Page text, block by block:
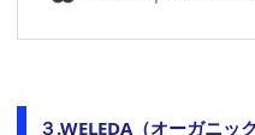
３.WELEDA（オーガニッ